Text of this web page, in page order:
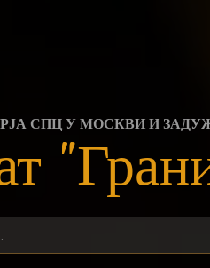
СПЦ У МОСКВИ И